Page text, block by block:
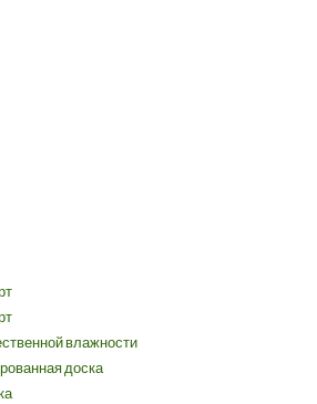
влажности
доска